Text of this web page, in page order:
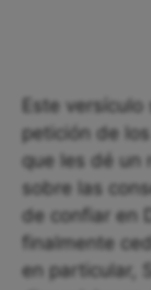
Este
petición de
que les dé un
sobre las
de confiar en
finalmente
en particular,